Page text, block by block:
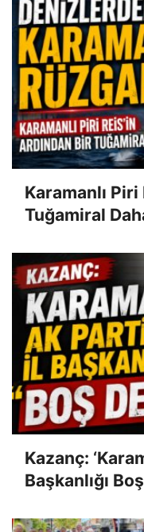
Karamanlı
Tuğamiral
Kazanç:
Başkanlığı